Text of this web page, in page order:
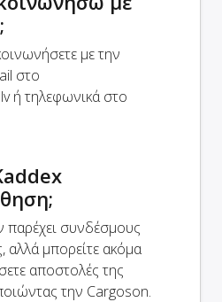
με την
στο
ή τηλεφωνικά στο
παρέχει συνδέσμους
μπορείτε ακόμα
αποστολές της
την Cargoson.